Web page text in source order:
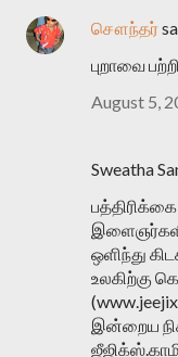
சௌந்தர்
புறாவை
August 5,
Sweatha
ஒளிந்து
உலகிற்கு
இன்றைய